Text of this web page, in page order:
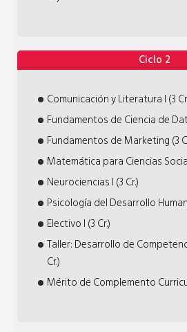
Ciclo 2
Comunicación y Literatura l (3
Fundamentos de Ciencia de
Fundamentos de Marketing (3
Matemática para Ciencias
Neurociencias I (3 Cr.)
Psicología del Desarrollo
Electivo I (3 Cr.)
Taller: Desarrollo de
Cr.)
Mérito de Complemento